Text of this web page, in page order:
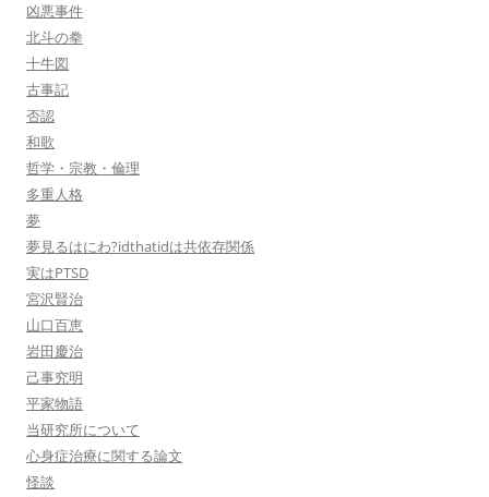
凶悪事件
北斗の拳
十牛図
古事記
否認
和歌
哲学・宗教・倫理
多重人格
夢
夢見るはにわ?idthatidは共依存関係
実はPTSD
宮沢賢治
山口百恵
岩田慶治
己事究明
平家物語
当研究所について
心身症治療に関する論文
怪談